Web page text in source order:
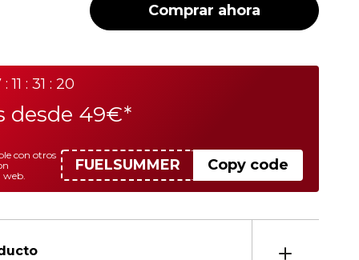
Comprar ahora
: 11 : 31 : 20
desde 49€*
FUELSUMMER Copy code
con otros
web.